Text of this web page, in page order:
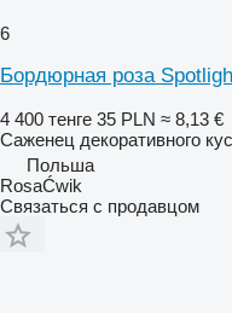
6
Бордюрная роза
4 400 тенге 35 PLN ≈ 8,13 €
Саженец декоративного
Польша
RosaĆwik
Связаться с продавцом